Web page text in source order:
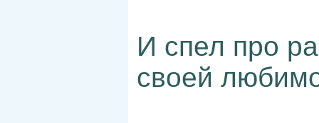
И спел про
своей